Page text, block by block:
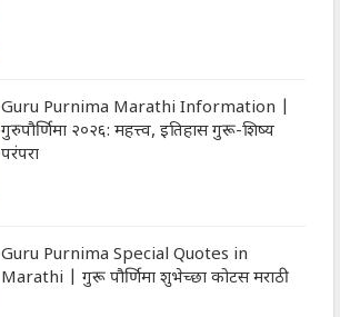
Guru Purnima Marathi Information |
गुरुपौर्णिमा २०२६: महत्त्व, इतिहास गुरू-शिष्य
परंपरा
Guru Purnima Special Quotes in
Marathi | गुरू पौर्णिमा शुभेच्‍छा कोटस मराठी